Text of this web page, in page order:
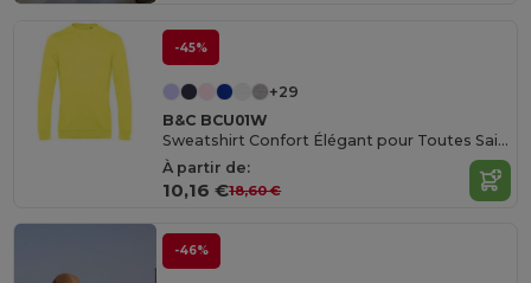
-45%
+29
B&C BCU01W
Sweatshirt Confort Élégant pour Toutes Saisons
À partir de:
10,16 €18,60 €
-46%